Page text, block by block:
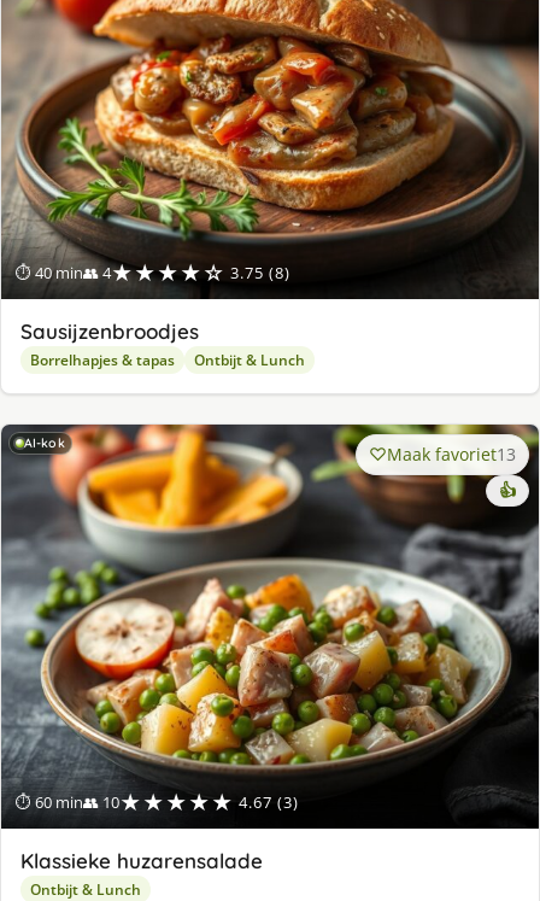
⏱ 40 min👥 4★★★★☆ 3.75 (8)
Sausijzenbroodjes
Borrelhapjes & tapas Ontbijt & Lunch
AI-kok
⏱ 60 min👥 10★★★★★ 4.67 (3)
Maak favoriet13
👍
Klassieke huzarensalade
Ontbijt & Lunch